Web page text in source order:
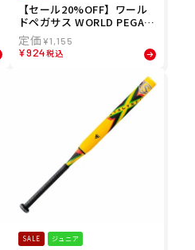
【セール20%OFF】ワール
ドペガサス WORLD PEGAS
US ベースボール 野球 ソフ
トボール ガツグリ Bグリッ
プGスプレー WEO4BGGS
メンズ レディース ユニセッ
¥1,155
¥924税込
SALE ジュニア